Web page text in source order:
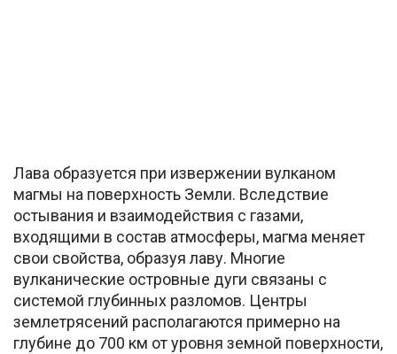
Лава образуется при извержении вулканом
магмы на поверхность Земли. Вследствие
остывания и взаимодействия с газами,
входящими в состав атмосферы, магма меняет
свои свойства, образуя лаву. Многие
вулканические островные дуги связаны с
системой глубинных разломов. Центры
землетрясений располагаются примерно на
глубине до 700 км от уровня земной поверхности,